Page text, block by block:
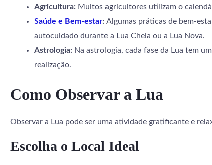
Agricultura: Muitos agricultores utilizam o
Saúde e Bem-estar:Algumas práticas de bem-
autocuidado durante a Lua Cheia ou a Lua Nova.
Astrologia: Na astrologia, cada fase da Lua tem
realização.
Como Observar a Lua
Observar a Lua pode ser uma atividade gratificante e
Escolha o Local Ideal